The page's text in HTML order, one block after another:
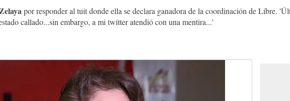
por responder al tuit donde ella se declara ganadora de la coordinación de Libre.
callado...sin embargo, a mi twitter atendió con una mentira...'